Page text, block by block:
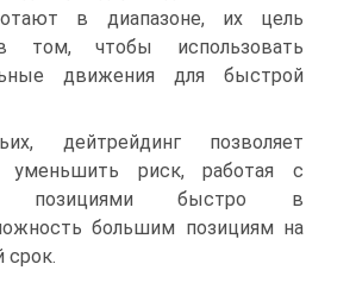
в диапазоне, их цель
том, чтобы использовать
движения для быстрой
дейтрейдинг позволяет
уменьшить риск, работая с
позициями быстро в
большим позициям на
срок.